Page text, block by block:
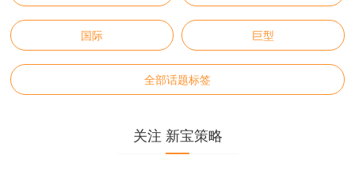
国际 巨型
全部话题标签
关注 新宝策略